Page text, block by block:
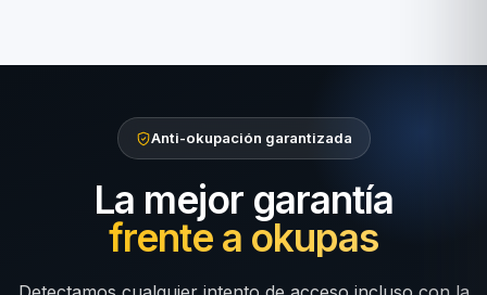
Anti-okupación garantizada
La mejor garantía
frente a okupas